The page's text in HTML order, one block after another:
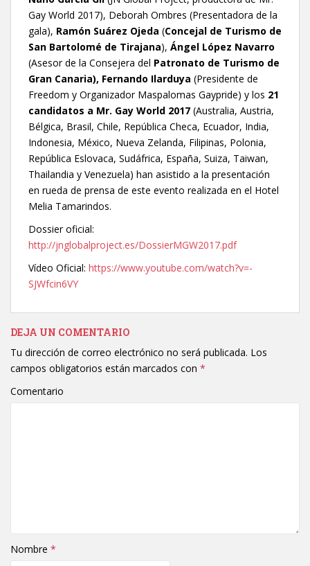
Gay World 2017), Deborah Ombres (Presentadora de la
gala), Ramón Suárez Ojeda (Concejal de Turismo de
San Bartolomé de Tirajana), Ángel López Navarro
(Asesor de la Consejera del Patronato de Turismo de
Gran Canaria), Fernando Ilarduya (Presidente de
Freedom y Organizador Maspalomas Gaypride) y los 21
candidatos a Mr. Gay World 2017 (Australia, Austria,
Bélgica, Brasil, Chile, República Checa, Ecuador, India,
Indonesia, México, Nueva Zelanda, Filipinas, Polonia,
República Eslovaca, Sudáfrica, España, Suiza, Taiwan,
Thailandia y Venezuela) han asistido a la presentación
en rueda de prensa de este evento realizada en el Hotel
Melia Tamarindos.
Dossier oficial:
http://jnglobalproject.es/DossierMGW2017.pdf
Vídeo Oficial: https://www.youtube.com/watch?v=-
SJWfcin6VY
DEJA UN COMENTARIO
Tu dirección de correo electrónico no será publicada. Los
campos obligatorios están marcados con *
Comentario
Nombre *